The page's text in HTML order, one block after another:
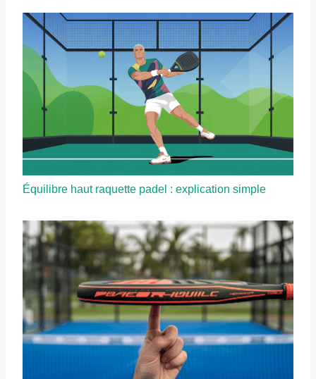
Équilibre haut raquette padel : explication simple